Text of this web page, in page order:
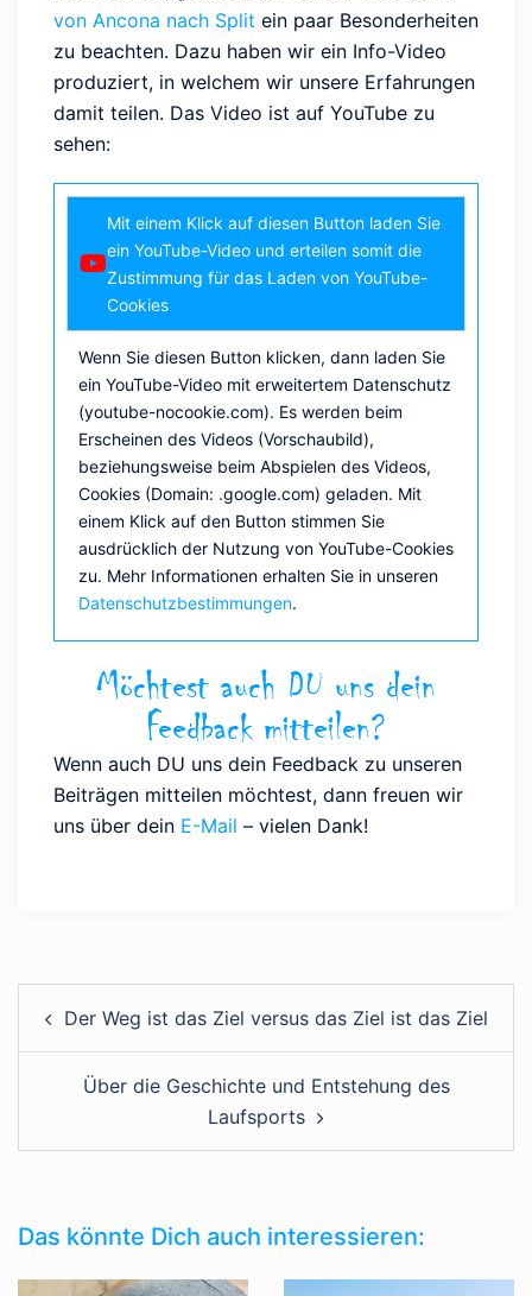
von Ancona nach Split ein paar Besonderheiten
zu beachten. Dazu haben wir ein Info-Video
produziert, in welchem wir unsere Erfahrungen
damit teilen. Das Video ist auf YouTube zu
sehen:
Mit einem Klick auf diesen Button laden Sie
ein YouTube-Video und erteilen somit die
Zustimmung für das Laden von YouTube-
Cookies
Wenn Sie diesen Button klicken, dann laden Sie
ein YouTube-Video mit erweitertem Datenschutz
(youtube-nocookie.com). Es werden beim
Erscheinen des Videos (Vorschaubild),
beziehungsweise beim Abspielen des Videos,
Cookies (Domain: .google.com) geladen. Mit
einem Klick auf den Button stimmen Sie
ausdrücklich der Nutzung von YouTube-Cookies
zu. Mehr Informationen erhalten Sie in unseren
Datenschutzbestimmungen.
Möchtest auch DU uns dein
Feedback mitteilen?
Wenn auch DU uns dein Feedback zu unseren
Beiträgen mitteilen möchtest, dann freuen wir
uns über dein E-Mail – vielen Dank!
Der Weg ist das Ziel versus das Ziel ist das Ziel
Über die Geschichte und Entstehung des
Laufsports
Das könnte Dich auch interessieren: